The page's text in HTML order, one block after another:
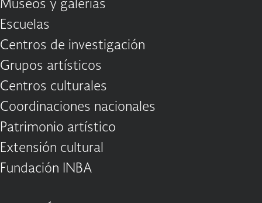
Museos y galerías
Escuelas
Centros de investigación
Grupos artísticos
Centros culturales
Coordinaciones nacionales
Patrimonio artístico
Extensión cultural
Fundación INBA